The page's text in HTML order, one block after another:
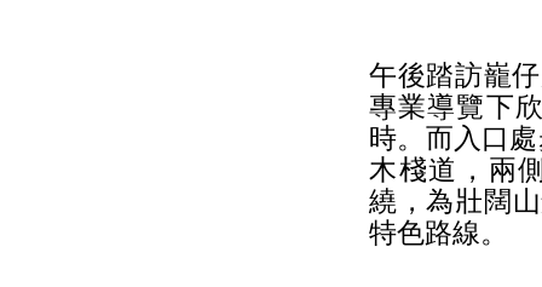
午後踏訪巃
專業導覽下
時。而入口
木棧道，兩
繞，為壯闊
特色路線。